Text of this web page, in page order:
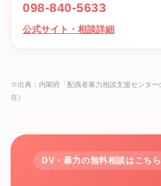
098-840-5633
公式サイト・相談詳細
※出典：内閣府「配偶者暴力相談支援センタ
在）
DV・暴力の無料相談はこちら